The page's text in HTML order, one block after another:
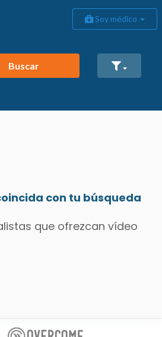
Soy médico
Buscar
con tu búsqueda
que ofrezcan vídeo